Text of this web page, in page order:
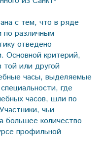
с тем, что в ряде
по различным
отведено
Основной критерий,
той или другой
часы, выделяемые
где
часов, шли по
чьи
большее количество
профильной